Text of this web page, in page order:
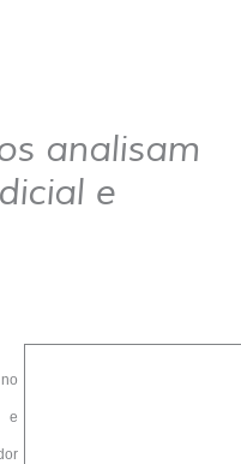
analisam
e
e